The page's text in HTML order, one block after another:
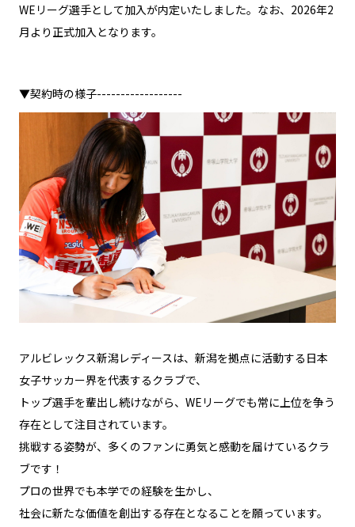
WEリーグ選手として加入が内定いたしました。なお、2026年2
月より正式加入となります。
▼契約時の様子------------------
アルビレックス新潟レディースは、新潟を拠点に活動する日本
女子サッカー界を代表するクラブで、
トップ選手を輩出し続けながら、WEリーグでも常に上位を争う
存在として注目されています。
挑戦する姿勢が、多くのファンに勇気と感動を届けているクラ
ブです！
プロの世界でも本学での経験を生かし、
社会に新たな価値を創出する存在となることを願っています。